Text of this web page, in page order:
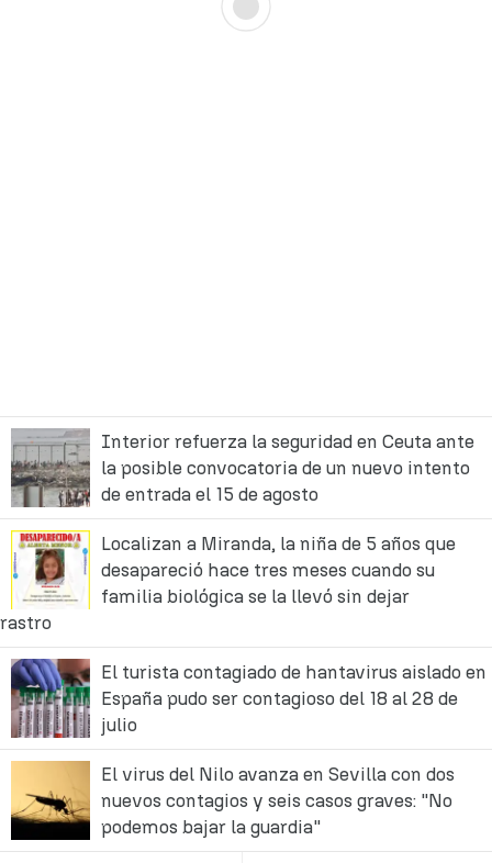
Interior refuerza la seguridad en Ceuta ante
la posible convocatoria de un nuevo intento
de entrada el 15 de agosto
Localizan a Miranda, la niña de 5 años que
desapareció hace tres meses cuando su
familia biológica se la llevó sin dejar
rastro
El turista contagiado de hantavirus aislado en
España pudo ser contagioso del 18 al 28 de
julio
El virus del Nilo avanza en Sevilla con dos
nuevos contagios y seis casos graves: "No
podemos bajar la guardia"